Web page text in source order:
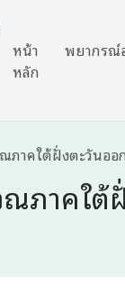
หน้า
หลัก
พยากรณ์
าคใต้ฝั่งตะวันออ
าคใต้